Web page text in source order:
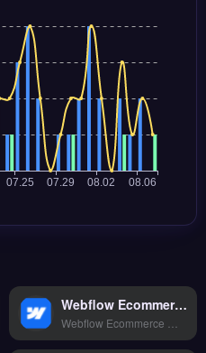
Webflow Ecommerce